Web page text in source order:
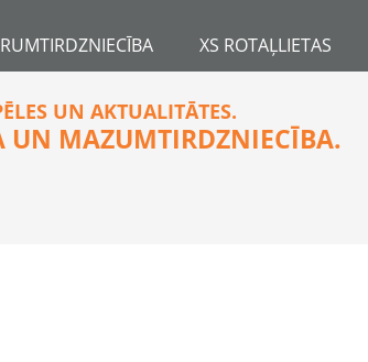
XS ROTAĻLIETAS
UN AKTUALITĀTES.
UN MAZUMTIRDZNIECĪBA.